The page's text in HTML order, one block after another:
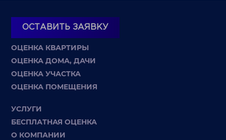
ОСТАВИТЬ ЗАЯВКУ
ОЦЕНКА КВАРТИРЫ
ОЦЕНКА ДОМА, ДАЧИ
ОЦЕНКА УЧАСТКА
ОЦЕНКА ПОМЕЩЕНИЯ
УСЛУГИ
БЕСПЛАТНАЯ ОЦЕНКА
О КОМПАНИИ